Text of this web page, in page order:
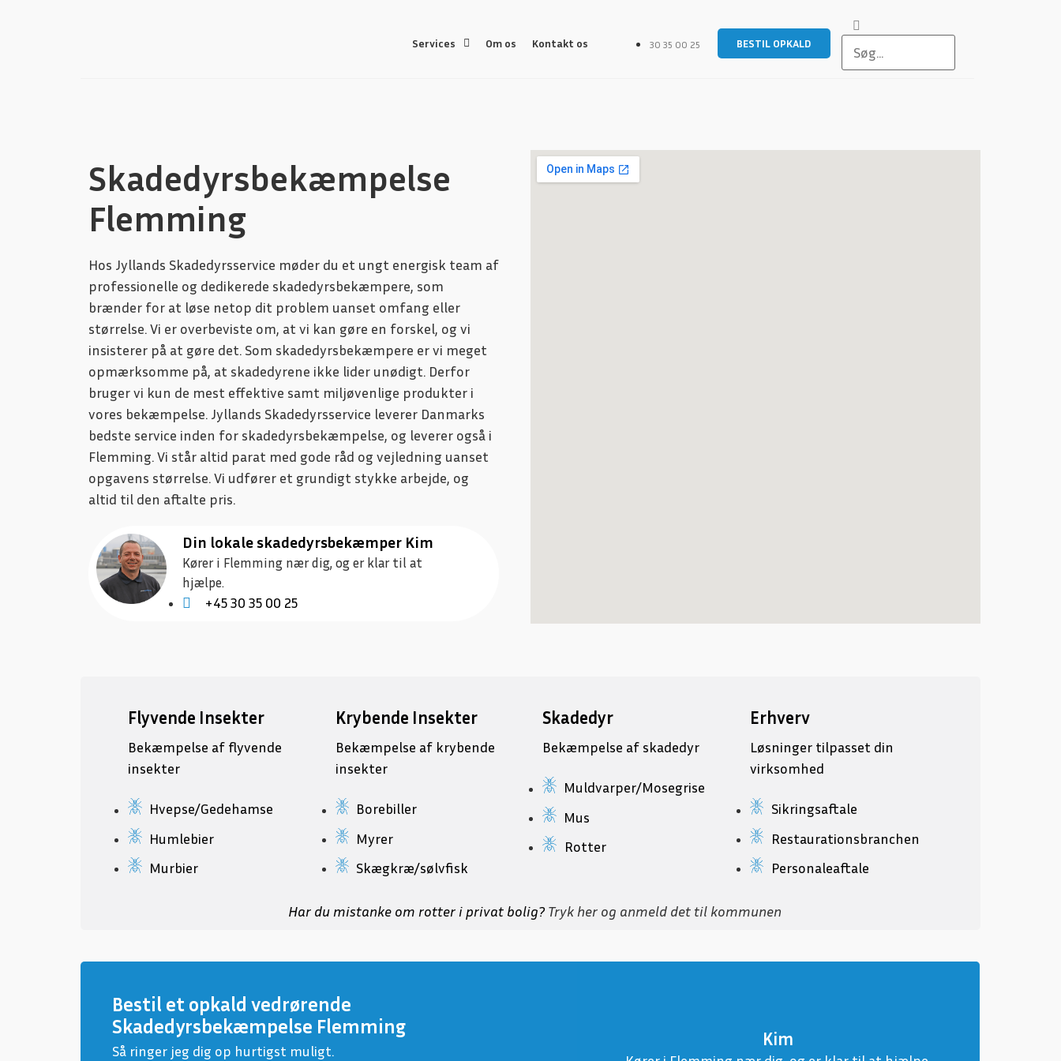
Services Om os Kontakt os 30 35 00 25 BESTIL OPKALD
Skadedyrsbekæmpelse
Flemming
Hos Jyllands Skadedyrsservice møder du et ungt energisk team af
professionelle og dedikerede skadedyrsbekæmpere, som
brænder for at løse netop dit problem uanset omfang eller
størrelse. Vi er overbeviste om, at vi kan gøre en forskel, og vi
insisterer på at gøre det. Som skadedyrsbekæmpere er vi meget
opmærksomme på, at skadedyrene ikke lider unødigt. Derfor
bruger vi kun de mest effektive samt miljøvenlige produkter i
vores bekæmpelse. Jyllands Skadedyrsservice leverer Danmarks
bedste service inden for skadedyrsbekæmpelse, og leverer også i
Flemming. Vi står altid parat med gode råd og vejledning uanset
opgavens størrelse. Vi udfører et grundigt stykke arbejde, og
altid til den aftalte pris.
Din lokale skadedyrsbekæmper Kim
Kører i Flemming nær dig, og er klar til at
hjælpe.
+45 30 35 00 25
Flyvende Insekter
Bekæmpelse af flyvende
insekter
Hvepse/Gedehamse
Humlebier
Murbier
Krybende Insekter
Bekæmpelse af krybende
insekter
Borebiller
Myrer
Skægkræ/sølvfisk
Skadedyr
Bekæmpelse af skadedyr
Muldvarper/Mosegrise
Mus
Rotter
Erhverv
Løsninger tilpasset din
virksomhed
Sikringsaftale
Restaurationsbranchen
Personaleaftale
Har du mistanke om rotter i privat bolig?Tryk her og anmeld det til kommunen
Bestil et opkald vedrørende
Skadedyrsbekæmpelse Flemming
Så ringer jeg dig op hurtigst muligt.
Kim